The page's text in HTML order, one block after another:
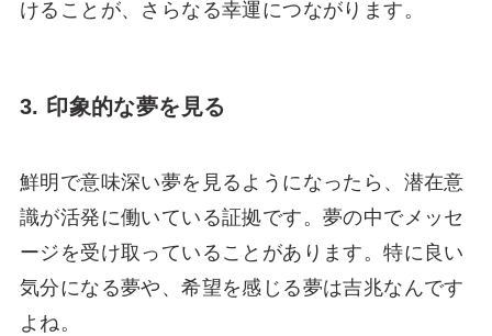
けることが、さらなる幸運につながります。
3. 印象的な夢を見る
鮮明で意味深い夢を見るようになったら、潜在意
識が活発に働いている証拠です。夢の中でメッセ
ージを受け取っていることがあります。特に良い
気分になる夢や、希望を感じる夢は吉兆なんです
よね。